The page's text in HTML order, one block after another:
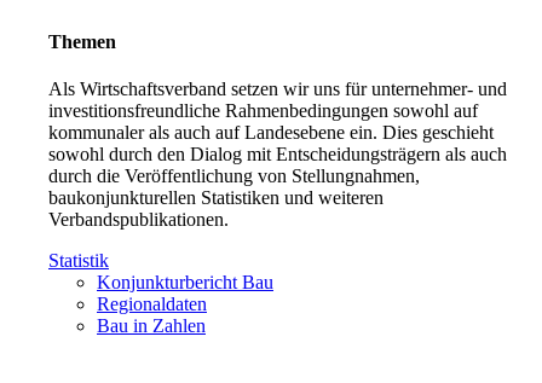
Themen
Als Wirtschaftsverband setzen wir uns für unternehmer- und
investitionsfreundliche Rahmenbedingungen sowohl auf
kommunaler als auch auf Landesebene ein. Dies geschieht
sowohl durch den Dialog mit Entscheidungsträgern als auch
durch die Veröffentlichung von Stellungnahmen,
baukonjunkturellen Statistiken und weiteren
Verbandspublikationen.
Statistik
Konjunkturbericht Bau
Regionaldaten
Bau in Zahlen